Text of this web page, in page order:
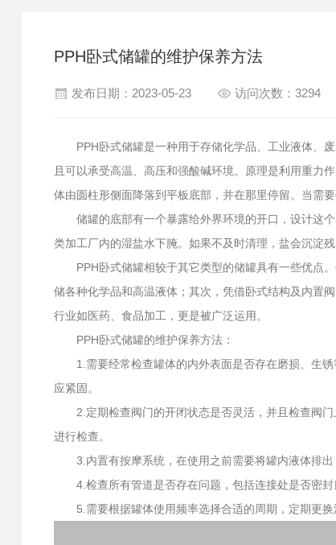
PPH卧式储罐的维护保养方法
发布日期：2023-05-23 访问次数：3294
PPH卧式储罐是一种用于存储化学品、工业液体、废
且可以承受高温、高压和强酸碱环境。原理是利用重力
体由圆柱形侧面降落到平板底部，并在那里停留。当需
储罐的底部有一个暴露给外界环境的开口，设计这个
类加工厂内的湿盐水下腌。如果不及时清理，盐会沉淀
PPH卧式储罐相较于其它类型的储罐具有一些优点。
储各种化学品和高温液体；其次，凭借卧式结构及内置
行业如医药、食品加工，更是被广泛运用。
PPH卧式储罐的维护保养方法：
1.需要经常检查罐体的内外表面是否存在磨损、生锈
应紧固。
2.定期检查阀门的开闭状态是否灵活，并且检查阀门
进行检查。
3.内置有按摩系统，在使用之前需要将罐内液体排出
4.检查所有管道是否存在问题，包括连接处是否密封
5.需要根据罐体使用频率选择合适的周期，定期更换